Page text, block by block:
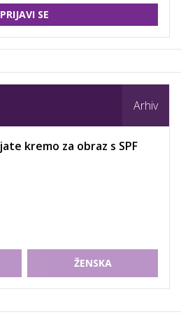
PRIJAVI SE
Arhiv
kremo za obraz s SPF
ŽENSKA